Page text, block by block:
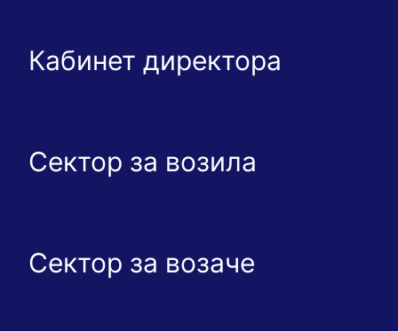
Кабинет директора
Сектор за возила
Сектор за возаче